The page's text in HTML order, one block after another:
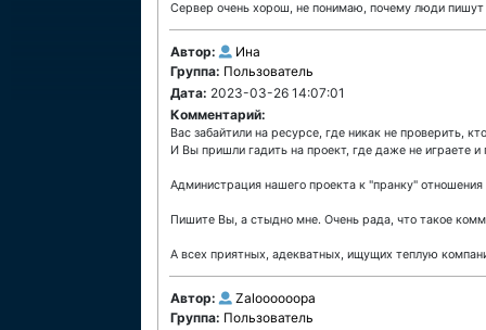
Сервер очень хорош, не понимаю, почему люди пишут
Автор:
Ина
Группа: Пользователь
Дата: 2023-03-26 14:07:01
Комментарий:
Вас забайтили на ресурсе, где никак не проверить,
И Вы пришли гадить на проект, где даже не играете
Администрация нашего проекта к "пранку"
Пишите Вы, а стыдно мне. Очень рада, что такое
А всех приятных, адекватных, ищущих теплую
Автор:
Zaloooooopa
Группа: Пользователь